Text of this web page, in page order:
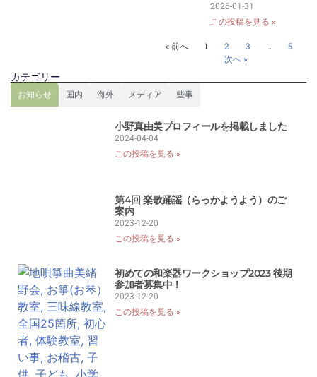
2026-01-31
この投稿を見る »
« 前へ 1 2 3 …
5
次へ »
カテゴリー
お知らせ 国内 海外 メディア 些事
小野真由美プロフィールを掲載しました
2024-04-04
この投稿を見る »
第4回 楽歌踊謡（らっかようよう）のご
案内
2023-12-20
この投稿を見る »
初めての和楽器ワークショップ2023 後期
参加者募集中！
2023-12-20
この投稿を見る »